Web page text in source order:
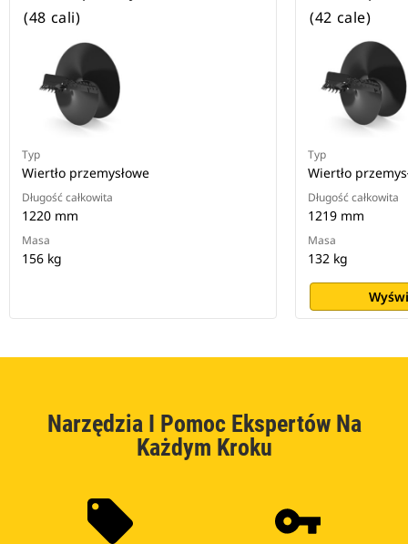
(48 cali)
Typ
Wiertło przemysłowe
Długość całkowita
1220 mm
Masa
156 kg
(42 cale)
Typ
Wiertło
Długość całkowita
1219 mm
Masa
132 kg
Narzędzia I Pomoc Ekspertów Na
Każdym Kroku